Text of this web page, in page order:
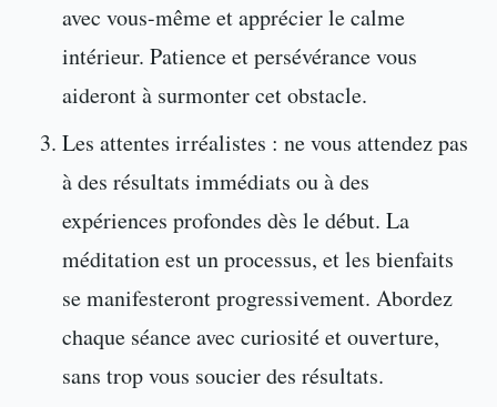
avec vous-même et apprécier le calme
intérieur. Patience et persévérance vous
aideront à surmonter cet obstacle.
Les attentes irréalistes : ne vous attendez pas
à des résultats immédiats ou à des
expériences profondes dès le début. La
méditation est un processus, et les bienfaits
se manifesteront progressivement. Abordez
chaque séance avec curiosité et ouverture,
sans trop vous soucier des résultats.